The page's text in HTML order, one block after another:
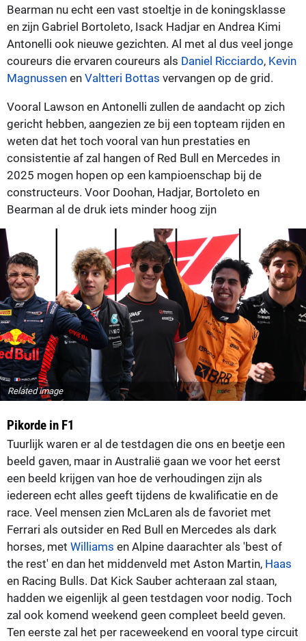
Bearman nu echt een vast stoeltje in de koningsklasse
en zijn Gabriel Bortoleto, Isack Hadjar en Andrea Kimi
Antonelli ook nieuwe gezichten. Al met al dus veel jonge
coureurs die ervaren coureurs als Daniel Ricciardo, Kevin
Magnussen en Valtteri Bottas vervangen op de grid.
Vooral Lawson en Antonelli zullen de aandacht op zich
gericht hebben, aangezien ze bij een topteam rijden en
weten dat het toch vooral van hun prestaties en
consistentie af zal hangen of Red Bull en Mercedes in
2025 mogen hopen op een kampioenschap bij de
constructeurs. Voor Doohan, Hadjar, Bortoleto en
Bearman al de druk iets minder hoog zijn
Related image
Pikorde in F1
Tuurlijk waren er al de testdagen die ons en beetje een
beeld gaven, maar in Australië gaan we voor het eerst
een beeld krijgen van hoe de verhoudingen zijn als
iedereen echt alles geeft tijdens de kwalificatie en de
race. Veel mensen zien McLaren als de favoriet met
Ferrari als outsider en Red Bull en Mercedes als dark
horses, met Williams en Alpine daarachter als 'best of
the rest' en dan het middenveld met Aston Martin, Haas
en Racing Bulls. Dat Kick Sauber achteraan zal staan,
hadden we eigenlijk al geen testdagen voor nodig. Toch
zal ook komend weekend geen compleet beeld geven.
Ten eerste zal het per raceweekend en vooral type circuit